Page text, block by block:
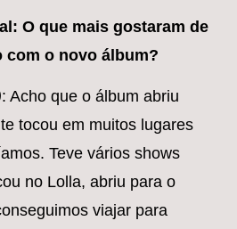
O que mais gostaram de
o novo álbum?
: Acho que o álbum abriu
tocou em muitos lugares
Teve vários shows
no Lolla, abriu para o
viajar para